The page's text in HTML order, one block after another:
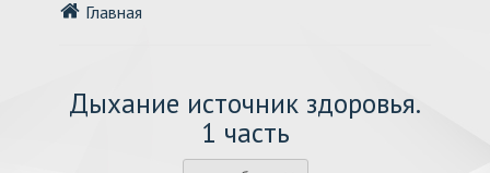
Главная
Дыхание источник здоровья.
1 часть